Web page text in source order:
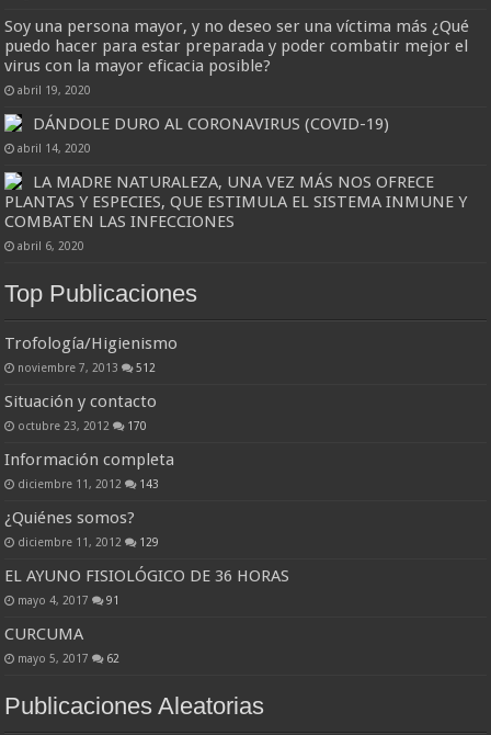
Soy una persona mayor, y no deseo ser una víctima más ¿Qué
puedo hacer para estar preparada y poder combatir mejor el
virus con la mayor eficacia posible?
abril 19, 2020
DÁNDOLE DURO AL CORONAVIRUS (COVID-19)
abril 14, 2020
LA MADRE NATURALEZA, UNA VEZ MÁS NOS OFRECE
PLANTAS Y ESPECIES, QUE ESTIMULA EL SISTEMA INMUNE Y
COMBATEN LAS INFECCIONES
abril 6, 2020
Top Publicaciones
Trofología/Higienismo
noviembre 7, 2013 512
Situación y contacto
octubre 23, 2012 170
Información completa
diciembre 11, 2012 143
¿Quiénes somos?
diciembre 11, 2012 129
EL AYUNO FISIOLÓGICO DE 36 HORAS
mayo 4, 2017 91
CURCUMA
mayo 5, 2017 62
Publicaciones Aleatorias